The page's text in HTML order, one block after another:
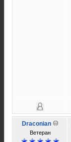
Draconian
Ветеран